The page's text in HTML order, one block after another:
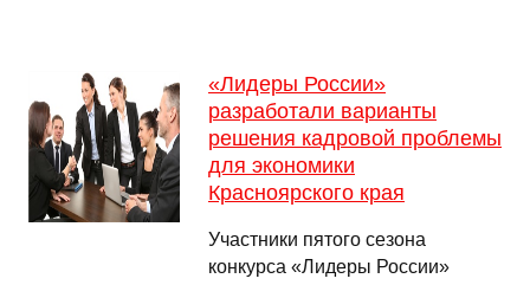
«Лидеры России»
разработали варианты
решения кадровой проблемы
для экономики
Красноярского края
Участники пятого сезона
конкурса «Лидеры России»